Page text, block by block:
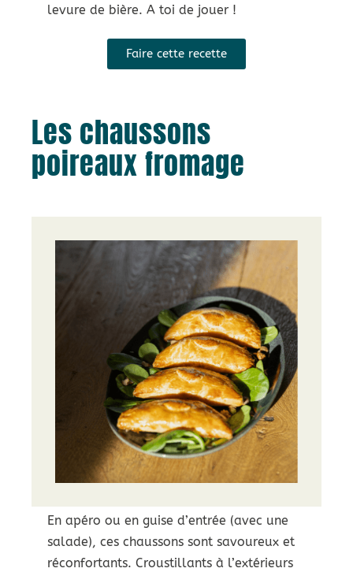
levure de bière. A toi de jouer !
Faire cette recette
Les chaussons
poireaux fromage
En apéro ou en guise d’entrée (avec une
salade), ces chaussons sont savoureux et
réconfortants. Croustillants à l’extérieurs